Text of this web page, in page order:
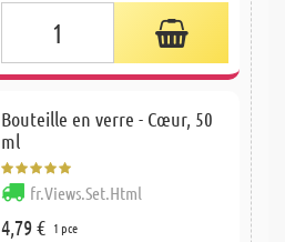
Bouteille en verre - Cœur, 50
ml
fr.Views.Set.Html
4,79 € 1 pce